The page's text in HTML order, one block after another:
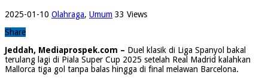
2025-01-10 Olahraga, Umum 33 Views
Share
Jeddah, Mediaprospek.com – Duel klasik di Liga Spanyol bakal
terulang lagi di Piala Super Cup 2025 setelah Real Madrid kalahkan
Mallorca tiga gol tanpa balas hingga di final melawan Barcelona.